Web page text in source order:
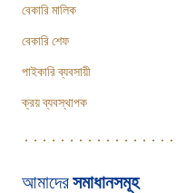
বেকারি মালিক
বেকারি শেফ
পাইকারি ব্যবসায়ী
ক্রয় ব্যবস্থাপক
আমাদেরসমাধানসমূহ